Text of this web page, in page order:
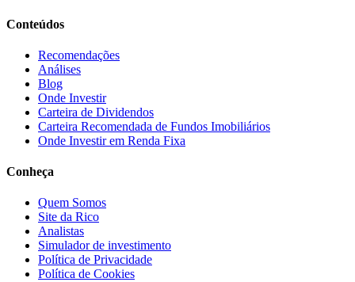
Conteúdos
Recomendações
Análises
Blog
Onde Investir
Carteira de Dividendos
Carteira Recomendada de Fundos Imobiliários
Onde Investir em Renda Fixa
Conheça
Quem Somos
Site da Rico
Analistas
Simulador de investimento
Política de Privacidade
Política de Cookies